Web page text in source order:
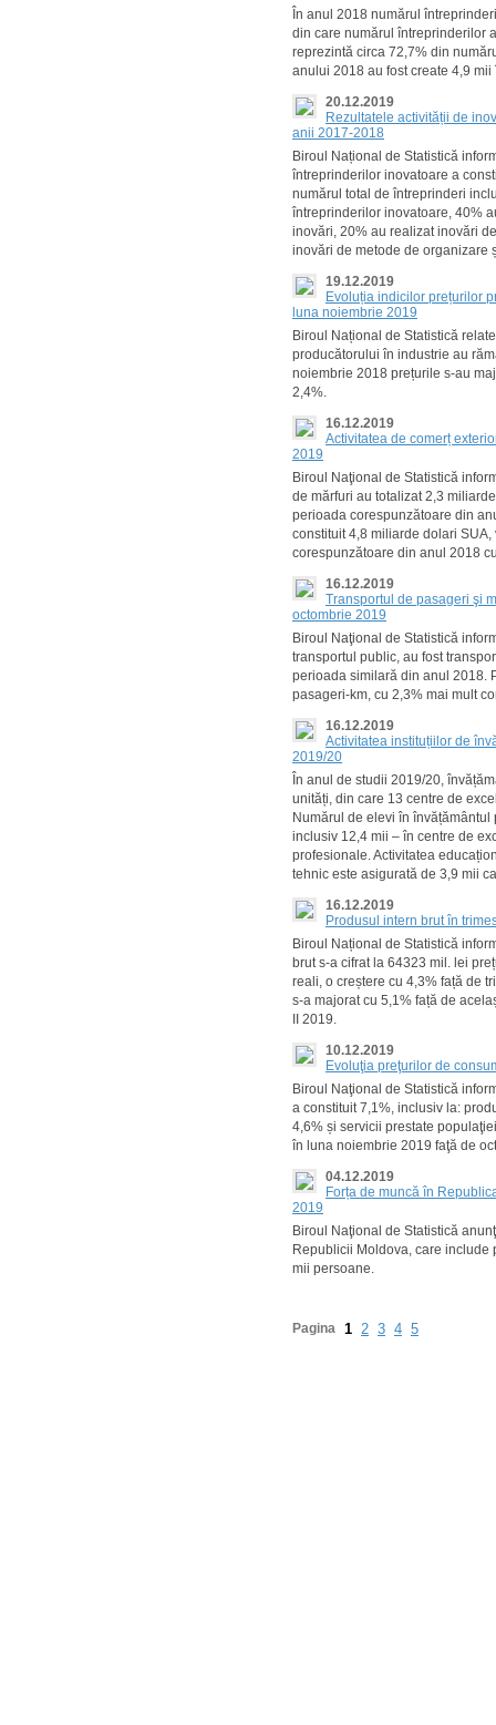
În anul 2018 numărul
din care numărul întreprinderilor
reprezintă circa 72,7% din
anului 2018 au fost create 4,9
20.12.2019
Rezultatele activității de
anii 2017-2018
Biroul Național de Statistică
întreprinderilor inovatoare a
numărul total de întreprinderi
întreprinderilor inovatoare, 40%
inovări, 20% au realizat inovări
inovări de metode de organizare
19.12.2019
Evoluția indicilor prețurilor
luna noiembrie 2019
Biroul Național de Statistică
producătorului în industrie au
noiembrie 2018 prețurile s-au
2,4%.
16.12.2019
Activitatea de comerț
2019
Biroul Naţional de Statistică
de mărfuri au totalizat 2,3
perioada corespunzătoare din
constituit 4,8 miliarde dolari
corespunzătoare din anul 2018
16.12.2019
Transportul de pasageri şi
octombrie 2019
Biroul Naţional de Statistică
transportul public, au fost
perioada similară din anul 2018.
pasageri-km, cu 2,3% mai mult
16.12.2019
Activitatea instituțiilor de
2019/20
În anul de studii 2019/20,
unități, din care 13 centre de
Numărul de elevi în
inclusiv 12,4 mii ‒ în centre de
profesionale. Activitatea
tehnic este asigurată de 3,9 mii
16.12.2019
Produsul intern brut în
Biroul Național de Statistică
brut s-a cifrat la 64323 mil. lei
reali, o creștere cu 4,3% față de
s-a majorat cu 5,1% față de
II 2019.
10.12.2019
Evoluţia preţurilor de
Biroul Naţional de Statistică
a constituit 7,1%, inclusiv la:
4,6% și servicii prestate
în luna noiembrie 2019 faţă de
04.12.2019
Forța de muncă în
2019
Biroul Naţional de Statistică
Republicii Moldova, care include
mii persoane.
Pagina 1 2 3 4 5